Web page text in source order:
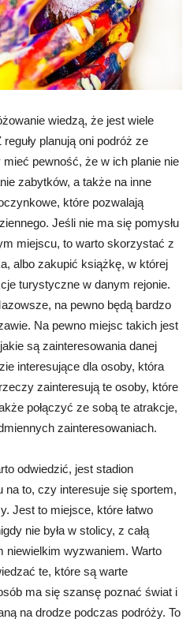
wiedzą, że jest wiele
planują oni podróż ze
pewność, że w ich planie nie
zabytków, a także na inne
które pozwalają
Jeśli nie ma się pomysłu
miejscu, to warto skorzystać z
albo zakupić książkę, w której
turystyczne w danym rejonie.
na pewno będą bardzo
Na pewno miejsc takich jest
są zainteresowania danej
interesujące dla osoby, która
zainteresują te osoby, które
połączyć ze sobą te atrakcje,
zainteresowaniach.
odwiedzić, jest stadion
na to, czy interesuje się sportem,
Jest to miejsce, które łatwo
nie była w stolicy, z całą
niewielkim wyzwaniem. Warto
te, które są warte
ma się szansę poznać świat i
na drodze podczas podróży. To